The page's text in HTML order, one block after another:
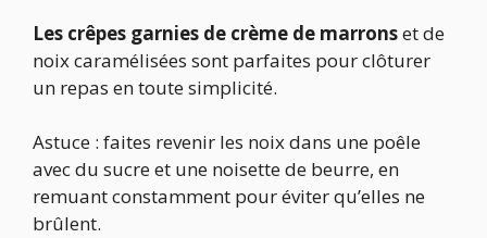
Les crêpes garnies de crème de marronset de
noix caramélisées sont parfaites pour clôturer
un repas en toute simplicité.
Astuce : faites revenir les noix dans une poêle
avec du sucre et une noisette de beurre, en
remuant constamment pour éviter qu’elles ne
brûlent.